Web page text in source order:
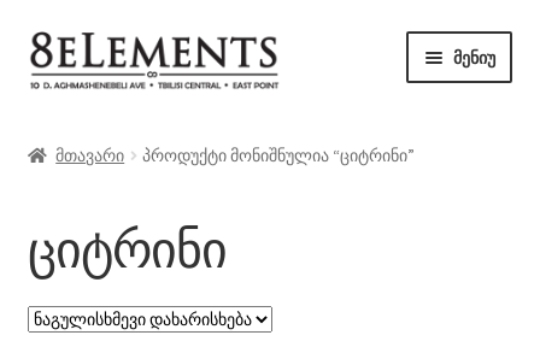
ნავიგაციაზე
გადასვლა
შიგთავსზე
გადასვლა
მენიუ
კონტაქტი
მთავარი პროდუქტი მონიშნულია “ციტრინი”
ციტრინი